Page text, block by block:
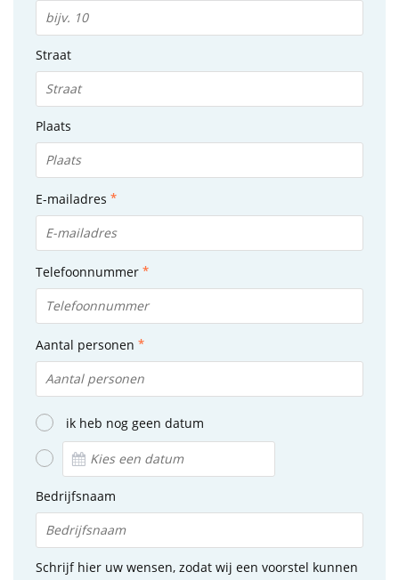
Straat
Plaats
E-mailadres
Telefoonnummer
Aantal personen
ik heb nog geen datum
Bedrijfsnaam
Schrijf hier uw wensen, zodat wij een voorstel kunnen